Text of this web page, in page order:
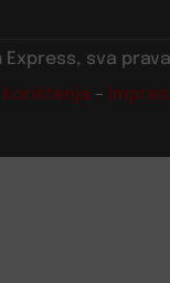
Express, sva
korištenja –